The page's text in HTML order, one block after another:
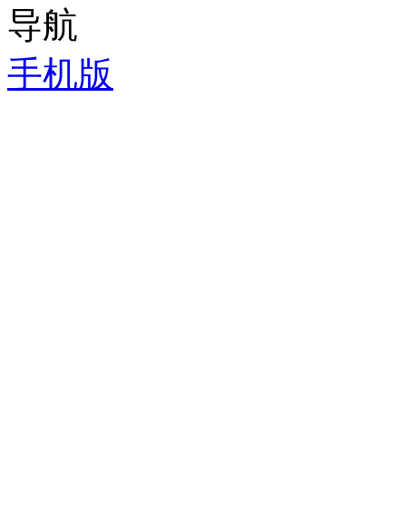
导航
手机版